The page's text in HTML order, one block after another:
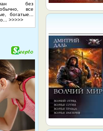
без
все
богатые...
>>>>>